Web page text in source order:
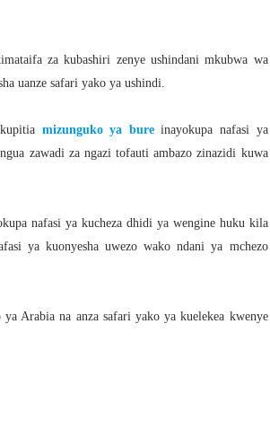
za kubashiri zenye ushindani mkubwa wa
uanze safari yako ya ushindi.
mizunguko ya bureinayokupa nafasi ya
zawadi za ngazi tofauti ambazo zinazidi kuwa
nafasi ya kucheza dhidi ya wengine huku kila
ya kuonyesha uwezo wako ndani ya mchezo
ya Arabia na anza safari yako ya kuelekea kwenye